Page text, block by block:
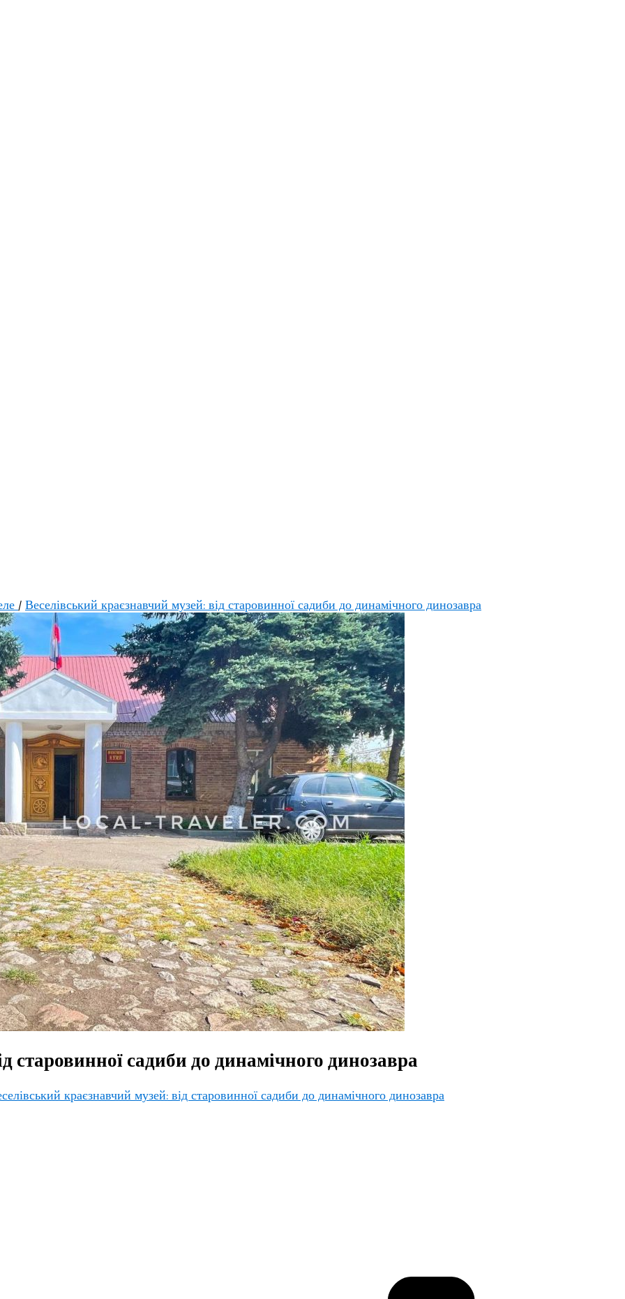
/ Веселівський краєзнавчий музей: від старовинної садиби до динамічного динозавра
старовинної садиби до динамічного динозавра
краєзнавчий музей: від старовинної садиби до динамічного динозавра